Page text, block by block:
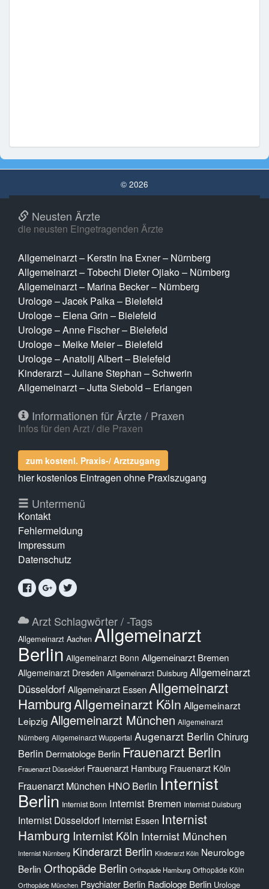
© 2026
Neusten Ärzte
die neusten Eingetragenden Ärzte
Allgemeinarzt – Kerstin Ina Exner – Nürnberg
Allgemeinarzt – Tobechi Dieter Ojiako – Nürnberg
Allgemeinarzt – Marina Becker – Nürnberg
Urologe – Jacek Palka – Bielefeld
Urologe – Elena Grin – Bielefeld
Urologe – Anne Fischer – Bielefeld
Urologe – Meike Meier – Bielefeld
Urologe – Anatolij Albert – Bielefeld
Kinderarzt – Juliane Stephan – Schwerin
Allgemeinarzt – Jutta Siebold – Erlangen
Informationen für Ärzte / Praxen
Infos für den Arzt / die Praxen
zum kostenl. Praxis-/ Arztzugang
hier kostenlos Eintragen ohne Praxiszugang
Untermenü
Kontakt
Fehlermeldung
Impressum
Datenschutz
Arzt Schlagwörter / -Tags
Allgemeinarzt Aachen Allgemeinarzt
Berlin Allgemeinarzt Bonn Allgemeinarzt Bremen
Allgemeinarzt Dresden Allgemeinarzt Duisburg Allgemeinarzt
DüsseldorfAllgemeinarzt Essen Allgemeinarzt
HamburgAllgemeinarzt Köln Allgemeinarzt
Leipzig Allgemeinarzt München Allgemeinarzt
Nürnberg Allgemeinarzt Wuppertal Augenarzt Berlin Chirurg
Berlin Dermatologe Berlin Frauenarzt Berlin
Frauenarzt Düsseldorf Frauenarzt Hamburg Frauenarzt Köln
Frauenarzt München HNO Berlin Internist
Berlin Internist Bonn Internist Bremen Internist Duisburg
Internist Düsseldorf Internist Essen Internist
Hamburg Internist Köln Internist München
Internist Nürnberg Kinderarzt Berlin Kinderarzt Köln Neurologe
Berlin Orthopäde Berlin Orthopäde Hamburg Orthopäde Köln
Orthopäde München Psychiater Berlin Radiologe Berlin Urologe